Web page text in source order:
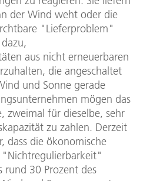
der Wind weht oder die
"Lieferproblem"
aus nicht erneuerbaren
die angeschaltet
und Sonne gerade
mögen das
zweimal für dieselbe, sehr
zu zahlen. Derzeit
dass die ökonomische
"Nichtregulierbarkeit"
rund 30 Prozent des